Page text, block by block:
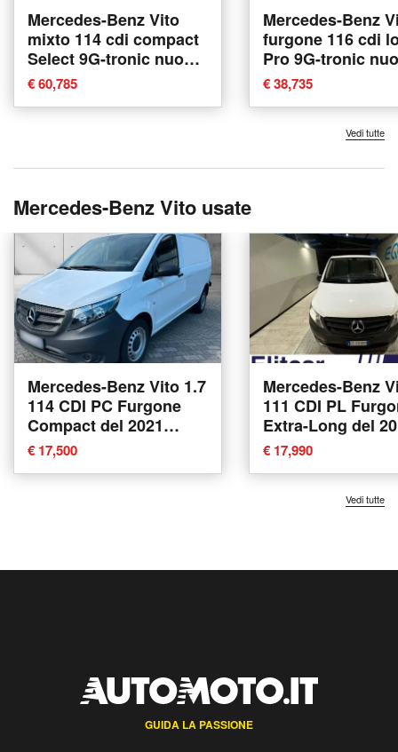
Mercedes-Benz Vito
mixto 114 cdi compact
Select 9G-tronic nuova
a Ancona
€ 60,785
Mercedes-Benz
furgone 116 cdi
Pro 9G-tronic
Ancona
€ 38,735
Vedi tutte
Mercedes-Benz Vito usate
Mercedes-Benz Vito 1.7
114 CDI PC Furgone
Compact del 2021
usata
€ 17,500
Mercedes-Benz
111 CDI PL
Extra-Long del
usata a Magenta
€ 17,990
Vedi tutte
GUIDA LA PASSIONE